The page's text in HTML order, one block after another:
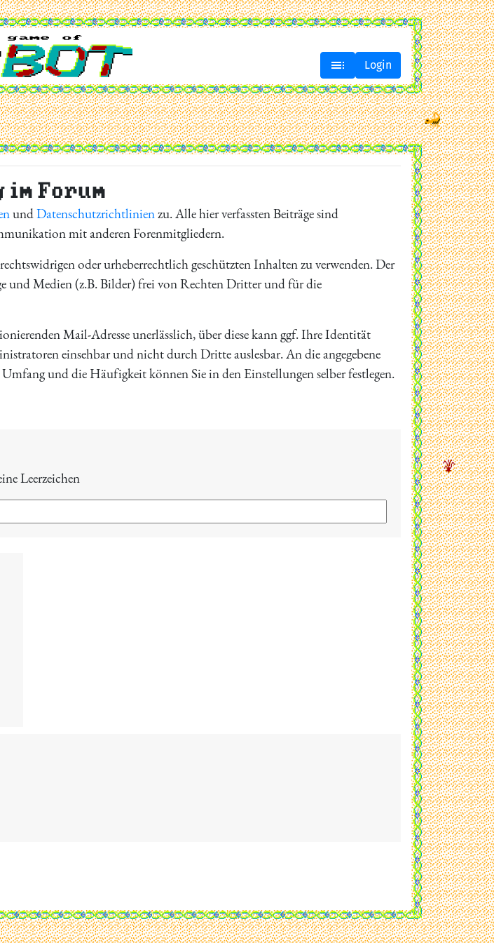
 Login
im Forum
undDatenschutzrichtlinienzu. Alle hier verfassten Beiträge sind
mit anderen Forenmitgliedern.
oder urheberrechtlich geschützten Inhalten zu verwenden. Der
und Medien (z.B. Bilder) frei von Rechten Dritter und für die
Mail-Adresse unerlässlich, über diese kann ggf. Ihre Identität
einsehbar und nicht durch Dritte auslesbar. An die angegebene
und die Häufigkeit können Sie in den Einstellungen selber festlegen.
Leerzeichen